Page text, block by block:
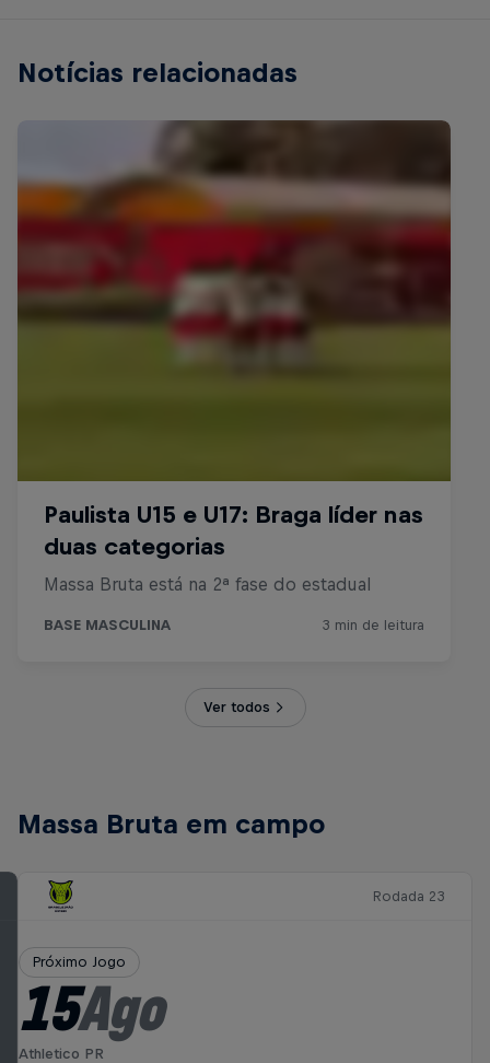
Notícias relacionadas
Ver todos
Massa Bruta em campo
Rodada 23
Próximo Jogo
15Ago
Athletico PR